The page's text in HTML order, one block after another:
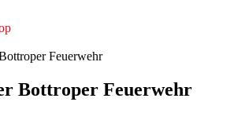
Feuerwehr
Bottroper Feuerwehr